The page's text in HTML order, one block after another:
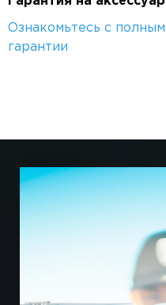
Ознакомьтесь с
гарантии